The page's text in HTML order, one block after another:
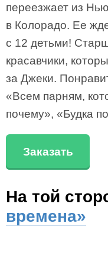
переезжает из
в Колорадо. Ее
с 12 детьми!
красавчики,
за Джеки.
«Всем парням,
почему», «Будка
Заказать
На той
времена»